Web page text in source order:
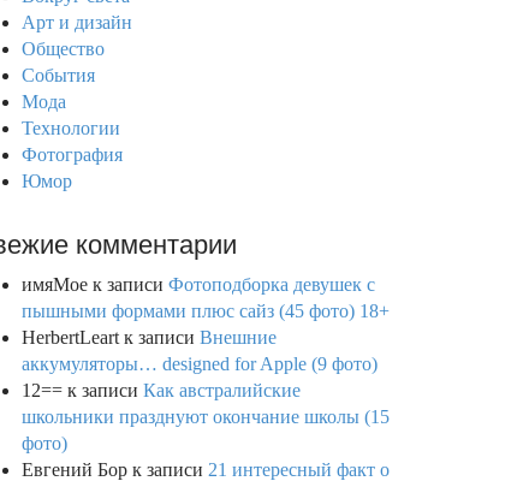
Арт и дизайн
Общество
События
Мода
Технологии
Фотография
Юмор
комментарии
имяМое к записи Фотоподборка девушек с
пышными формами плюс сайз (45 фото) 18+
HerbertLeart к записи Внешние
аккумуляторы… designed for Apple (9 фото)
12== к записи Как австралийские
школьники празднуют окончание школы (15
фото)
Евгений Бор к записи 21 интересный факт о